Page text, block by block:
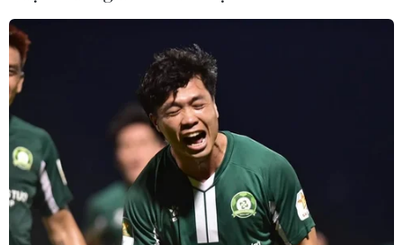
Hơn 400 golf thủ tranh tài tại giải đấu cấp
CLB lớn nhất Hà Nội
20/07/2018 08:08